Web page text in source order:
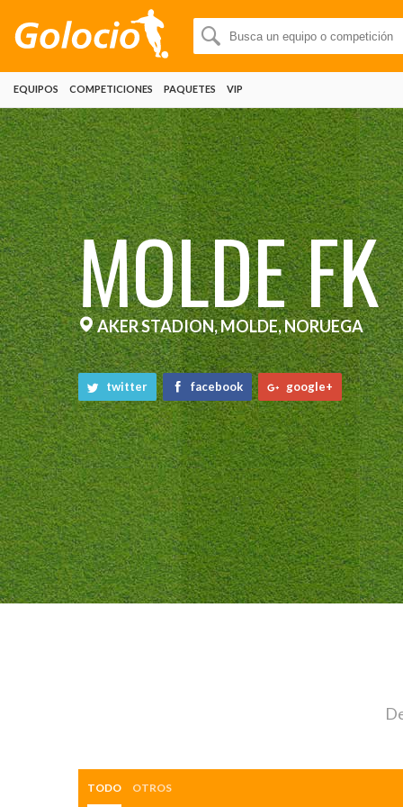
EQUIPOS COMPETICIONES PAQUETES VIP
MOLDE FK
AKER STADION, MOLDE, NORUEGA
twitter facebook google+
TODO OTROS